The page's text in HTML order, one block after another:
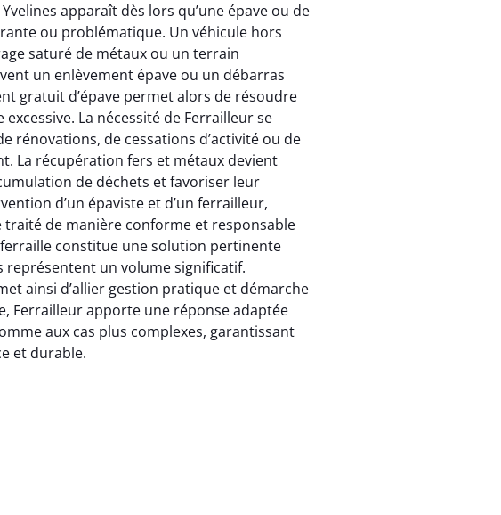
apparaît dès lors qu’une épave ou de
ou problématique. Un véhicule hors
saturé de métaux ou un terrain
un enlèvement épave ou un débarras
gratuit d’épave permet alors de résoudre
La nécessité de Ferrailleur se
rénovations, de cessations d’activité ou de
La récupération fers et métaux devient
de déchets et favoriser leur
d’un épaviste et d’un ferrailleur,
de manière conforme et responsable
ferraille constitue une solution pertinente
représentent un volume significatif.
ainsi d’allier gestion pratique et démarche
Ferrailleur apporte une réponse adaptée
aux cas plus complexes, garantissant
et durable.